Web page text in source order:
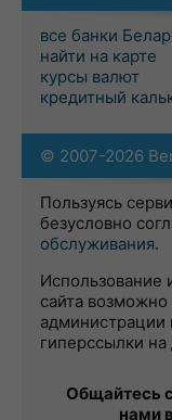
все банки
найти на карте
курсы валют
кредитный
© 2007-2026
Пользуясь
безусловно
обслуживания.
Использование
сайта
администрации
гиперссылки
Общайтесь с
нами в